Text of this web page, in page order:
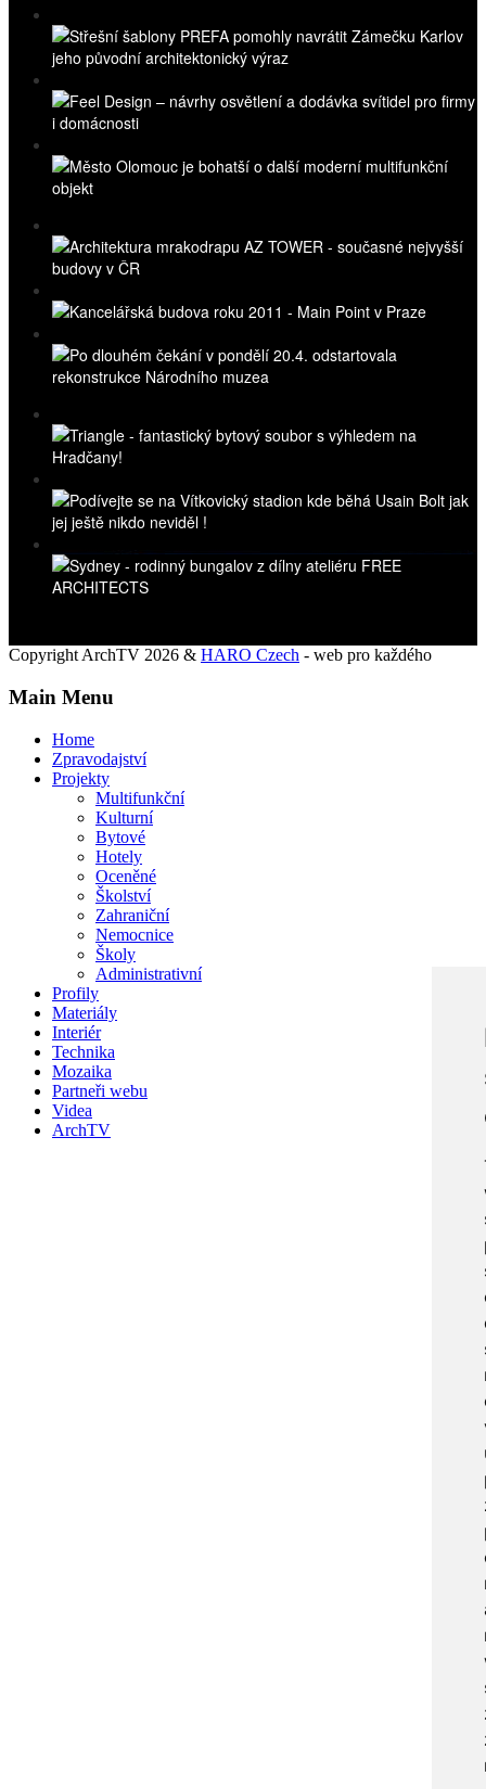
Copyright ArchTV 2026 & HARO Czech - web pro každého
Main Menu
Home
Zpravodajství
Projekty
Multifunkční
Kulturní
Bytové
Hotely
Oceněné
Školství
Zahraniční
Nemocnice
Školy
Administrativní
Profily
Materiály
Interiér
Technika
Mozaika
Partneři webu
Videa
ArchTV